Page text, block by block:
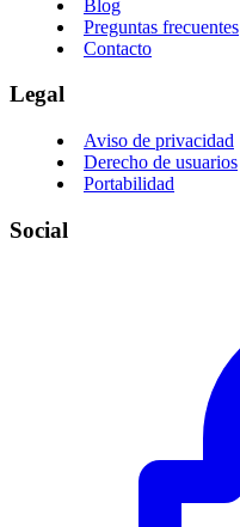
Blog
Preguntas frecuentes
Contacto
Legal
Aviso de privacidad
Derecho de usuarios
Portabilidad
Social